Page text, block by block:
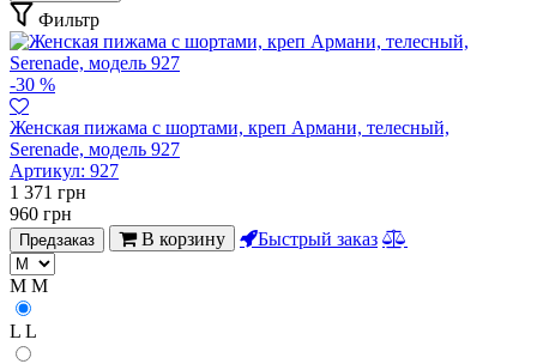
Фильтр
-30 %
Женская пижама с шортами, креп Армани, телесный,
Serenade, модель 927
Артикул: 927
1 371 грн
960 грн
Предзаказ В корзину Быстрый заказ
M M
L L